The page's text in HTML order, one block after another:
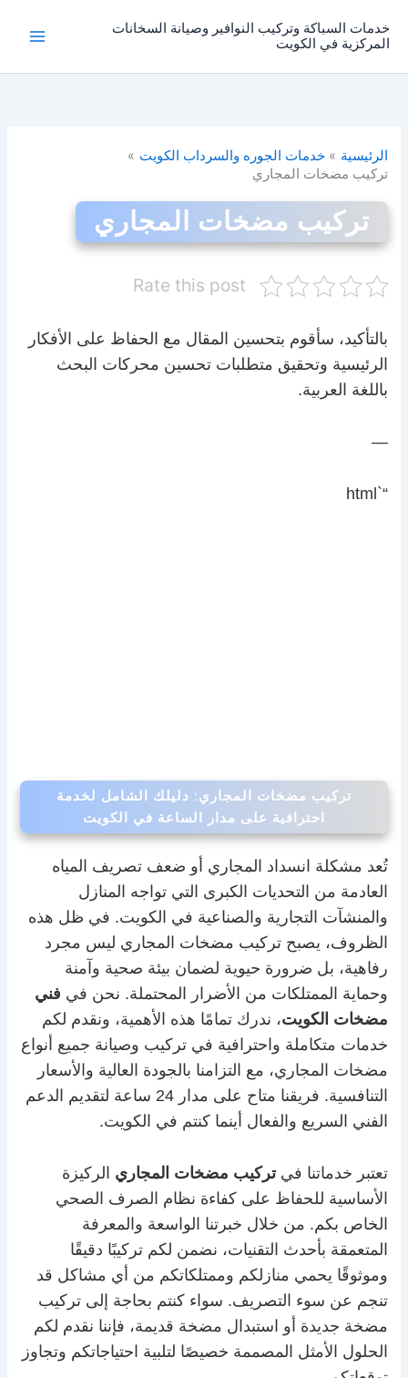
إلى
المحتوى
خدمات السباكة وتركيب النوافير وصيانة السخانات
المركزية في الكويت
الرئيسية
خدمات الجوره والسرداب الكويت
تركيب مضخات المجاري
تركيب مضخات المجاري
Rate this post
بالتأكيد، سأقوم بتحسين المقال مع الحفاظ على الأفكار
الرئيسية وتحقيق متطلبات تحسين محركات البحث
باللغة العربية.
—
“`html
تركيب مضخات المجاري: دليلك الشامل لخدمة
احترافية على مدار الساعة في الكويت
تُعد مشكلة انسداد المجاري أو ضعف تصريف المياه
العادمة من التحديات الكبرى التي تواجه المنازل
والمنشآت التجارية والصناعية في الكويت. في ظل هذه
الظروف، يصبح تركيب مضخات المجاري ليس مجرد
رفاهية، بل ضرورة حيوية لضمان بيئة صحية وآمنة
وحماية الممتلكات من الأضرار المحتملة. نحن في فني
مضخات الكويت، ندرك تمامًا هذه الأهمية، ونقدم لكم
خدمات متكاملة واحترافية في تركيب وصيانة جميع أنواع
مضخات المجاري، مع التزامنا بالجودة العالية والأسعار
التنافسية. فريقنا متاح على مدار 24 ساعة لتقديم الدعم
الفني السريع والفعال أينما كنتم في الكويت.
تعتبر خدماتنا فيتركيب مضخات المجاري الركيزة
الأساسية للحفاظ على كفاءة نظام الصرف الصحي
الخاص بكم. من خلال خبرتنا الواسعة والمعرفة
المتعمقة بأحدث التقنيات، نضمن لكم تركيبًا دقيقًا
وموثوقًا يحمي منازلكم وممتلكاتكم من أي مشاكل قد
تنجم عن سوء التصريف. سواء كنتم بحاجة إلى تركيب
مضخة جديدة أو استبدال مضخة قديمة، فإننا نقدم لكم
الحلول الأمثل المصممة خصيصًا لتلبية احتياجاتكم وتجاوز